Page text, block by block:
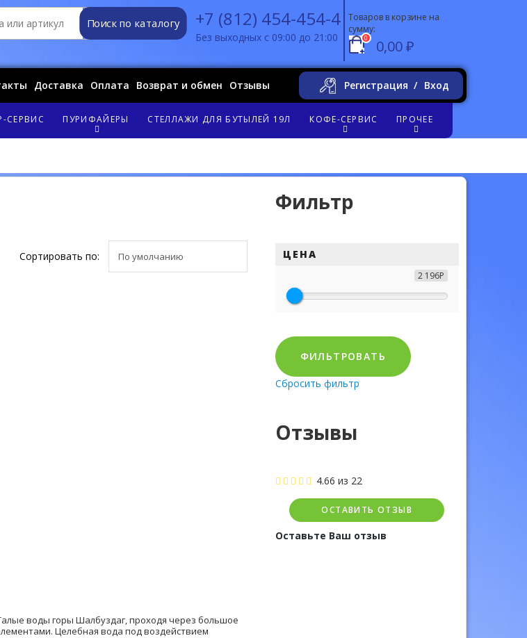
Поиск по каталогу +7 (812) 454-454-4
Без выходных с 09:00 до 21:00
Товаров в корзине на
сумму:
0 0,00 ₽
Доставка Оплата Возврат и обмен Отзывы Регистрация Вход
СЕРВИС ПУРИФАЙЕРЫ СТЕЛЛАЖИ ДЛЯ БУТЫЛЕЙ 19Л КОФЕ-СЕРВИС ПРОЧЕЕ
Фильтр
ЦЕНА
2 196Р
ФИЛЬТРОВАТЬ
Сбросить фильтр
Отзывы
4.66 из 22
ОСТАВИТЬ ОТЗЫВ
Оставьте Ваш отзыв
Сортировать по:
воды горы Шалбуздаг, проходя через большое
Целебная вода под воздействием